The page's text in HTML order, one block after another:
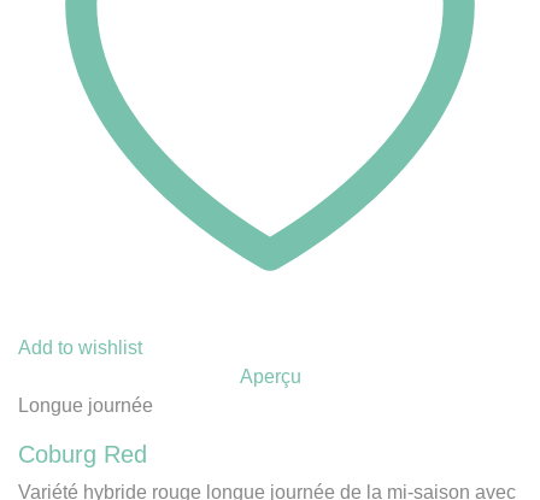
Add to wishlist
Aperçu
Longue journée
Coburg Red
Variété hybride rouge longue journée de la mi-saison avec